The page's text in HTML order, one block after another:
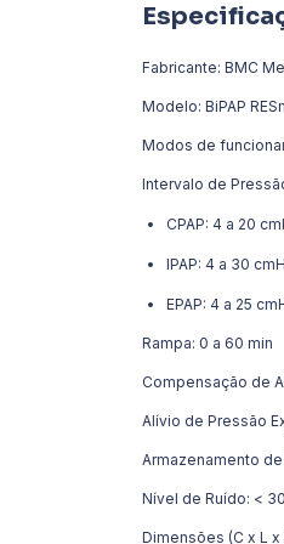
Fabricante: BMC
Modelo: BiPAP
Modos de
Intervalo de
CPAP: 4 a 20
IPAP: 4 a 30
EPAP: 4 a 25
Rampa: 0 a 60 min
Compensação de
Alívio de Pressão
Armazenamento
Nível de Ruído: <
Dimensões (C x L